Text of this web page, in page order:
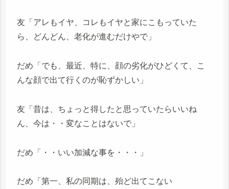
友「アレもイヤ、コレもイヤと家にこもっていた
ら、どんどん、老化が進むだけやで」
だめ「でも、最近、特に、顔の劣化がひどくて、こ
んな顔で出て行くのが恥ずかしい」
友「昔は、ちょっと得したと思っていたらいいね
ん、今は・・変なことはないで」
だめ「・・いい加減な事を・・・」
だめ「第一、私の同期は、殆ど出てこない